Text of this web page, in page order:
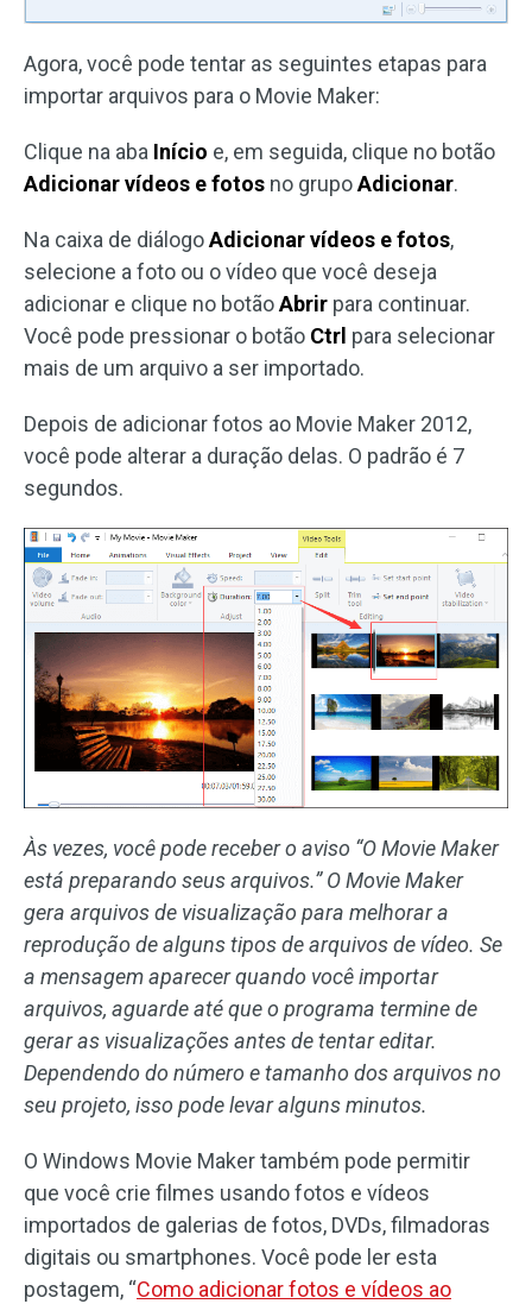
Agora, você pode tentar as seguintes etapas para
importar arquivos para o Movie Maker:
Clique na aba Início e, em seguida, clique no botão
Adicionar vídeos e fotos no grupoAdicionar.
Na caixa de diálogoAdicionar vídeos e fotos,
selecione a foto ou o vídeo que você deseja
adicionar e clique no botãoAbrir para continuar.
Você pode pressionar o botão Ctrl para selecionar
mais de um arquivo a ser importado.
Depois de adicionar fotos ao Movie Maker 2012,
você pode alterar a duração delas. O padrão é 7
segundos.
Às vezes, você pode receber o aviso “O Movie Maker
está preparando seus arquivos.” O Movie Maker
gera arquivos de visualização para melhorar a
reprodução de alguns tipos de arquivos de vídeo. Se
a mensagem aparecer quando você importar
arquivos, aguarde até que o programa termine de
gerar as visualizações antes de tentar editar.
Dependendo do número e tamanho dos arquivos no
seu projeto, isso pode levar alguns minutos.
O Windows Movie Maker também pode permitir
que você crie filmes usando fotos e vídeos
importados de galerias de fotos, DVDs, filmadoras
digitais ou smartphones. Você pode ler esta
postagem, “Como adicionar fotos e vídeos ao